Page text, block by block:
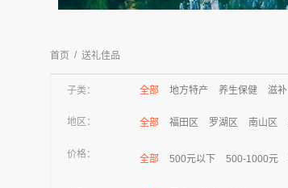
首页 / 送礼佳品
子类： 全部 地方特产 养生保健 滋补
地区： 全部 福田区 罗湖区 南山区
价格： 全部 500元以下 500-1000元